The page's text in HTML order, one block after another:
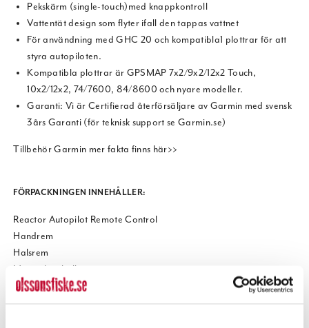
Pekskärm (single-touch)med knappkontroll
Vattentät design som flyter ifall den tappas vattnet
För användning med GHC 20 och kompatibla1 plottrar för att
styra autopiloten.
Kompatibla plottrar är GPSMAP 7x2/9x2/12x2 Touch,
10x2/12x2, 74/7600, 84/8600 och nyare modeller.
Garanti: Vi är Certifierad återförsäljare av Garmin med svensk
3års Garanti (för teknisk support se Garmin.se)
Tillbehör Garmin mer fakta finns här>>
FÖRPACKNINGEN INNEHÅLLER:
Reactor Autopilot Remote Control
Handrem
Halsrem
Monterbar hållare
Manual hämtas på garmin.se